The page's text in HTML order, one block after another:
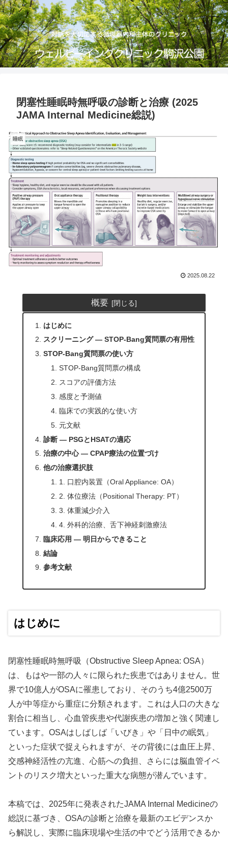
閉塞性睡眠時無呼吸の診断と治療 (2025
JAMA Internal Medicine総説)
睡眠
2025.08.22
概要
はじめに
スクリーニング ― STOP-Bang質問票の有用性
STOP-Bang質問票の使い方
STOP-Bang質問票の構成
スコアの評価方法
感度と予測値
臨床での実践的な使い方
元文献
診断 ― PSGとHSATの適応
治療の中心 ― CPAP療法の位置づけ
他の治療選択肢
1. 口腔内装置（Oral Appliance: OA）
2. 体位療法（Positional Therapy: PT）
3. 体重減少介入
4. 外科的治療、舌下神経刺激療法
臨床応用 ― 明日からできること
結論
参考文献
はじめに
閉塞性睡眠時無呼吸（Obstructive Sleep Apnea: OSA）
は、もはや一部の人々に限られた疾患ではありません。世
界で10億人がOSAに罹患しており、そのうち4億2500万
人が中等症から重症に分類されます。これは人口の大きな
割合に相当し、心血管疾患や代謝疾患の増加と強く関連し
ています。OSAはしばしば「いびき」や「日中の眠気」
といった症状で捉えられますが、その背後には血圧上昇、
交感神経活性の亢進、心筋への負担、さらには脳血管イベ
ントのリスク増大といった重大な病態が潜んでいます。
本稿では、2025年に発表されたJAMA Internal Medicineの
総説に基づき、OSAの診断と治療を最新のエビデンスか
ら解説し、実際に臨床現場や生活の中でどう活用できるか